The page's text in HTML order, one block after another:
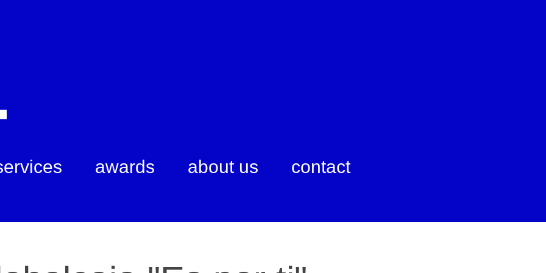
awards about us contact